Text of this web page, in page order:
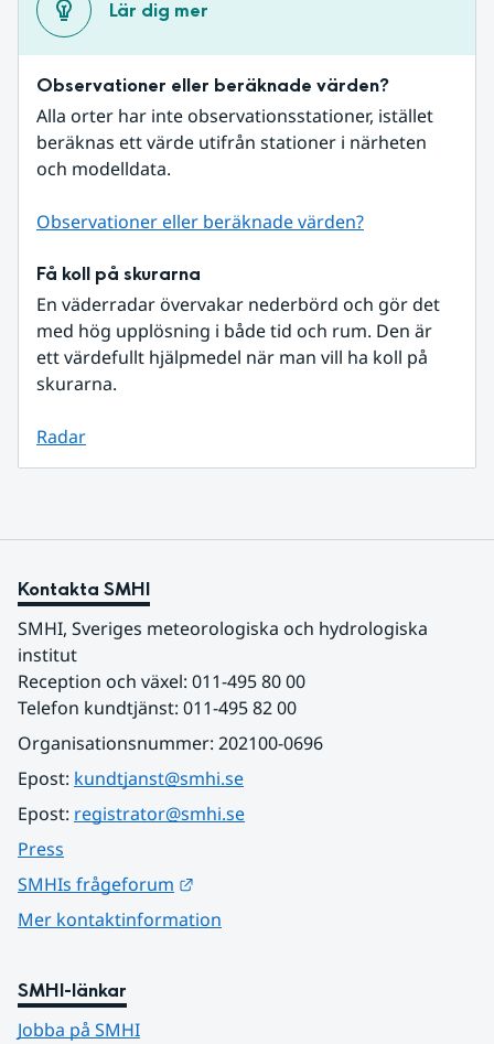
Lär dig mer
Observationer eller beräknade värden?
Alla orter har inte observationsstationer, istället
beräknas ett värde utifrån stationer i närheten
och modelldata.
Observationer eller beräknade värden?
Få koll på skurarna
En väderradar övervakar nederbörd och gör det
med hög upplösning i både tid och rum. Den är
ett värdefullt hjälpmedel när man vill ha koll på
skurarna.
Radar
Kontakta SMHI
SMHI, Sveriges meteorologiska och hydrologiska
institut
Reception och växel: 011-495 80 00
Telefon kundtjänst: 011-495 82 00
Organisationsnummer: 202100-0696
Epost: kundtjanst@smhi.se
Epost: registrator@smhi.se
Press
SMHIs frågeforum
Mer kontaktinformation
SMHI-länkar
Jobba på SMHI